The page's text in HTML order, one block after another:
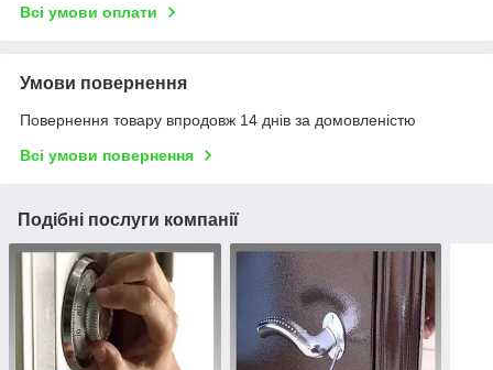
Всі умови оплати
Умови повернення
Повернення товару впродовж 14 днів за домовленістю
Всі умови повернення
Подібні послуги компанії